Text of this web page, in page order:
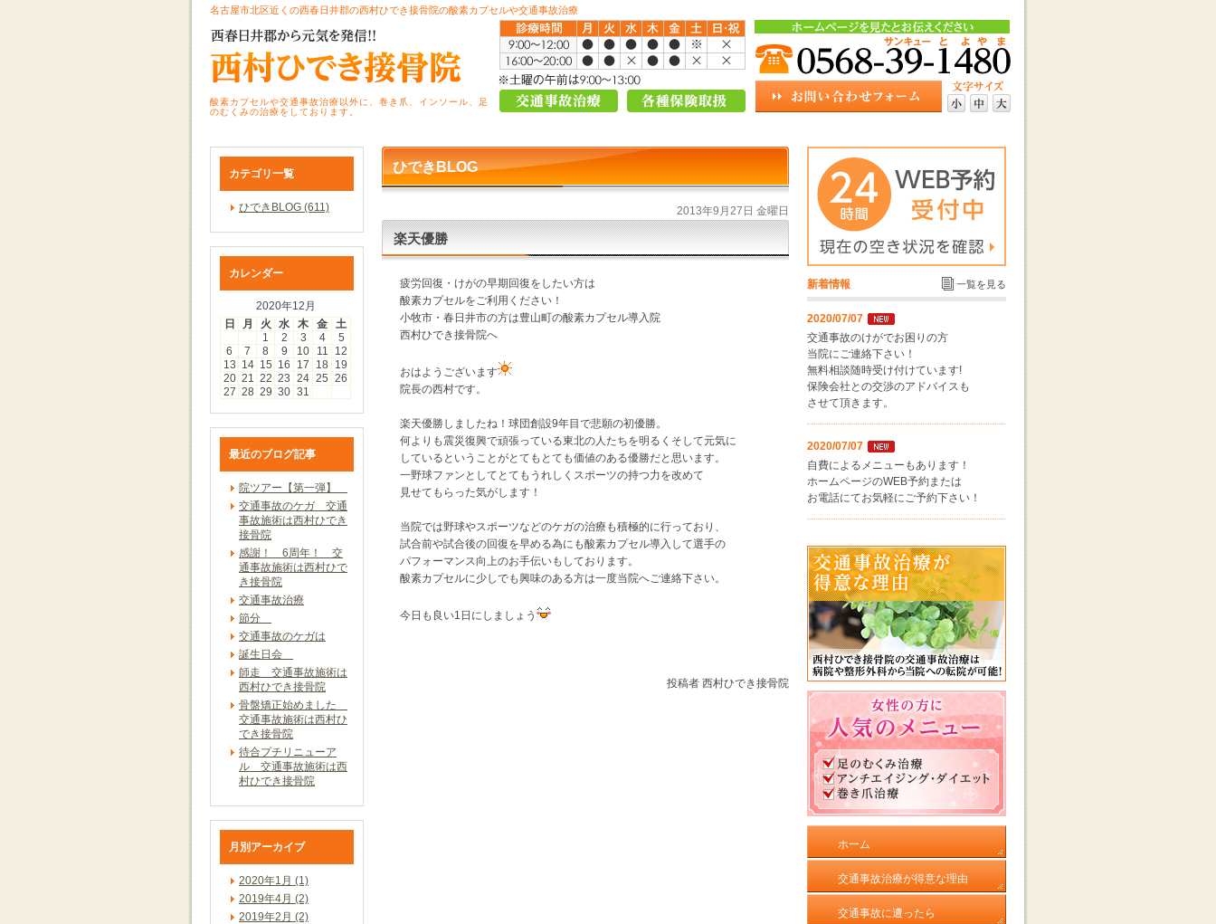
名古屋市北区近くの西春日井郡の西村ひでき接骨院の酸素カプセルや交通事故治療
酸素カプセルや交通事故治療以外に、巻き爪、インソール、足
のむくみの治療をしております。
ひできBLOG
2013年9月27日 金曜日
楽天優勝
疲労回復・けがの早期回復をしたい方は
酸素カプセルをご利用ください！
小牧市・春日井市の方は豊山町の酸素カプセル導入院
西村ひでき接骨院へ
おはようございます
院長の西村です。
楽天優勝しましたね！球団創設9年目で悲願の初優勝。
何よりも震災復興で頑張っている東北の人たちを明るくそして元気に
しているということがとてもとても価値のある優勝だと思います。
一野球ファンとしてとてもうれしくスポーツの持つ力を改めて
見せてもらった気がします！
当院では野球やスポーツなどのケガの治療も積極的に行っており、
試合前や試合後の回復を早める為にも酸素カプセル導入して選手の
パフォーマンス向上のお手伝いもしております。
酸素カプセルに少しでも興味のある方は一度当院へご連絡下さい。
今日も良い1日にしましょう
投稿者 西村ひでき接骨院
カテゴリ一覧
ひできBLOG (611)
カレンダー
2020年12月
日
月 火 水 木 金
土
1
2 3 4
5
6
7 8 9 10 11
12
13 14 15 16 17 18
19
20 21 22 23 24 25 26
27 28 29 30 31
最近のブログ記事
院ツアー【第一弾】
交通事故のケガ 交通
事故施術は西村ひでき
接骨院
感謝！ 6周年！ 交
通事故施術は西村ひで
き接骨院
交通事故治療
節分
交通事故のケガは
誕生日会
師走 交通事故施術は
西村ひでき接骨院
骨盤矯正始めました
交通事故施術は西村ひ
でき接骨院
待合プチリニューア
ル 交通事故施術は西
村ひでき接骨院
月別アーカイブ
2020年1月 (1)
2019年4月 (2)
2019年2月 (2)
新着情報 一覧を見る
2020/07/07
交通事故のけがでお困りの方
当院にご連絡下さい！
無料相談随時受け付けています!
保険会社との交渉のアドバイスも
させて頂きます。
2020/07/07
自費によるメニューもあります！
ホームページのWEB予約または
お電話にてお気軽にご予約下さい！
ホーム
交通事故治療が得意な理由
交通事故に遭ったら